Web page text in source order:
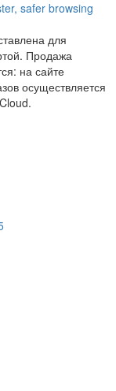
для
Продажа
на сайте
осуществляется